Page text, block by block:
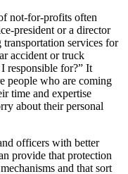
not-for-profits often
president or a director
services for
accident or truck
responsible for?” It
people who are coming
time and expertise
about their personal
officers with better
provide that protection
and that sort